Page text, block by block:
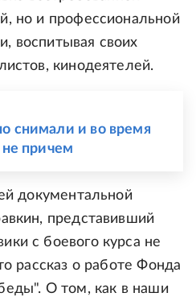
но и профессиональной
воспитывая своих
кинодеятелей.
снимали и во время
причем
документальной
представивший
с боевого курса не
рассказ о работе Фонда
О том, как в наши